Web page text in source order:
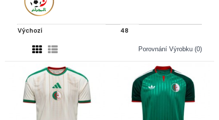
Porovnání Výrobku (0)